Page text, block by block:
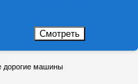
дорогие машины